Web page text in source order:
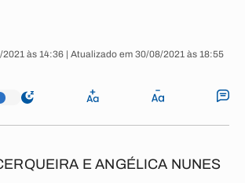
às 14:36 | Atualizado em 30/08/2021 às 18:55
E ANGÉLICA NUNES